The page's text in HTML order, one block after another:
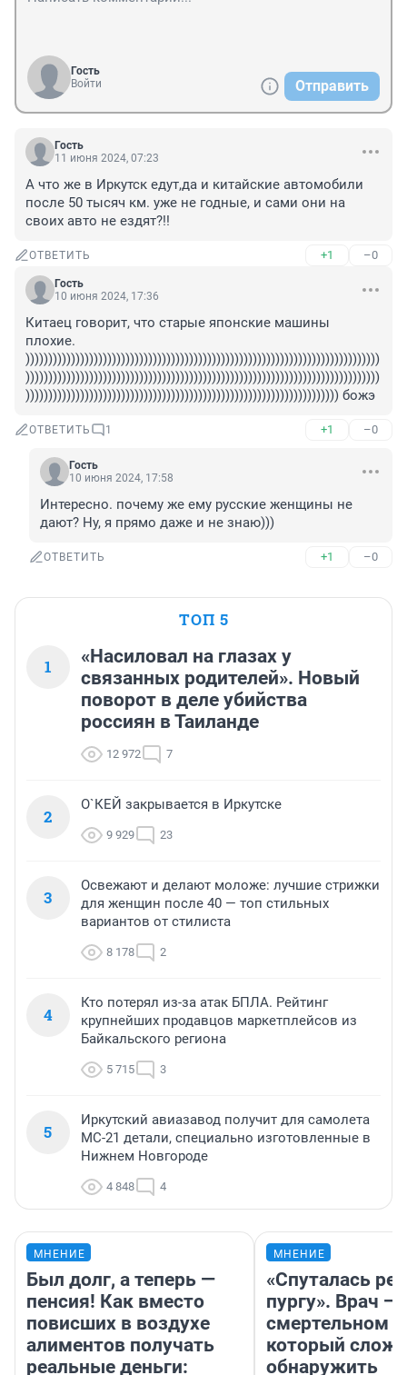
Гость
Войти
Отправить
Гость
11 июня 2024, 07:23
А что же в Иркутск едут,да и китайские автомобили
после 50 тысяч км. уже не годные, и сами они на
своих авто не ездят?!!
ОТВЕТИТЬ +1 –0
Гость
10 июня 2024, 17:36
Китаец говорит, что старые японские машины
плохие.
))))))))))))))))))))))))))))))))))))))))))))))))))))))))))))))))))))))))))))))
))))))))))))))))))))))))))))))))))))))))))))))))))))))))))))))))))))))))))))))
))))))))))))))))))))))))))))))))))))))))))))))))))))))))))))))))))))) божэ
ОТВЕТИТЬ 1 +1 –0
Гость
10 июня 2024, 17:58
Интересно. почему же ему русские женщины не
дают? Ну, я прямо даже и не знаю)))
ОТВЕТИТЬ +1 –0
ТОП 5
1
«Насиловал на глазах у
связанных родителей». Новый
поворот в деле убийства
россиян в Таиланде
12 972 7
2
О`КЕЙ закрывается в Иркутске
9 929 23
3
Освежают и делают моложе: лучшие стрижки
для женщин после 40 — топ стильных
вариантов от стилиста
8 178 2
4
Кто потерял из-за атак БПЛА. Рейтинг
крупнейших продавцов маркетплейсов из
Байкальского региона
5 715 3
5
Иркутский авиазавод получит для самолета
МС-21 детали, специально изготовленные в
Нижнем Новгороде
4 848 4
МНЕНИЕ
Был долг, а теперь —
пенсия! Как вместо
повисших в воздухе
алиментов получать
реальные деньги:
МНЕНИЕ
«Спуталась
пургу». Врач —
смертельном
который
обнаружить